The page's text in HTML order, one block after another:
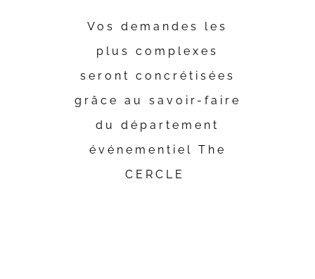
Vos demandes les
plus complexes
seront concrétisées
grâce au savoir-faire
du département
événementiel The
CERCLE